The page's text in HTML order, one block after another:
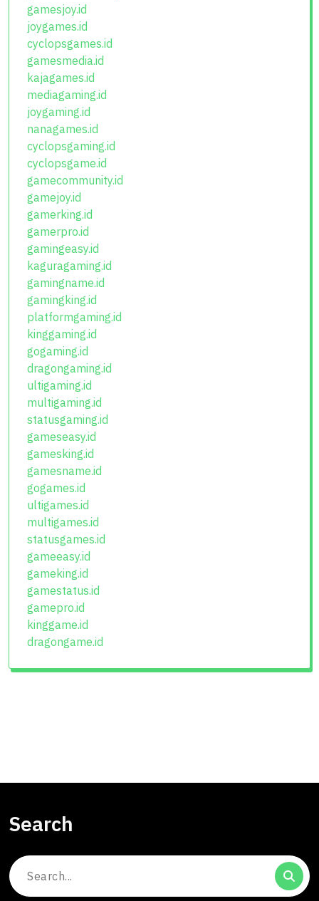
gamesjoy.id
joygames.id
cyclopsgames.id
gamesmedia.id
kajagames.id
mediagaming.id
joygaming.id
nanagames.id
cyclopsgaming.id
cyclopsgame.id
gamecommunity.id
gamejoy.id
gamerking.id
gamerpro.id
gamingeasy.id
kaguragaming.id
gamingname.id
gamingking.id
platformgaming.id
kinggaming.id
gogaming.id
dragongaming.id
ultigaming.id
multigaming.id
statusgaming.id
gameseasy.id
gamesking.id
gamesname.id
gogames.id
ultigames.id
multigames.id
statusgames.id
gameeasy.id
gameking.id
gamestatus.id
gamepro.id
kinggame.id
dragongame.id
Search
Search